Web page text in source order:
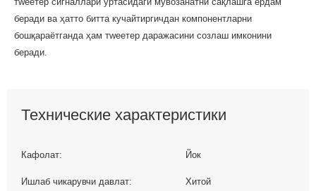
беради ва ҳатто битта кучайтиргичдан компонентларни
бошқараётганда ҳам тwеетер даражасини созлаш имконини
беради.
Технические характеристики
Кафолат: Йок
Ишлаб чикарувчи давлат: Хитой